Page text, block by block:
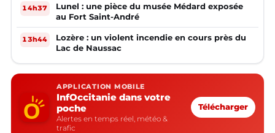
14h37
Lunel : une pièce du musée Médard exposée
au Fort Saint-André
13h44
Lozère : un violent incendie en cours près du
Lac de Naussac
APPLICATION MOBILE
InfOccitanie dans votre
poche
Alertes en temps réel, météo &
trafic
Télécharger